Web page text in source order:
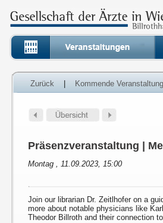
Zurück Kommende
Präsenzveranstaltung |
Montag , 11.09.2023, 15:00
Join our librarian Dr. Zeitlhofer on a
more about notable physicians like
Theodor Billroth and their connection